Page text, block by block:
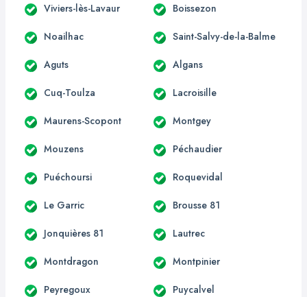
Viviers-lès-Lavaur Boissezon
Noailhac Saint-Salvy-de-la-Balme
Aguts Algans
Cuq-Toulza Lacroisille
Maurens-Scopont Montgey
Mouzens Péchaudier
Puéchoursi Roquevidal
Le Garric Brousse 81
Jonquières 81 Lautrec
Montdragon Montpinier
Peyregoux Puycalvel